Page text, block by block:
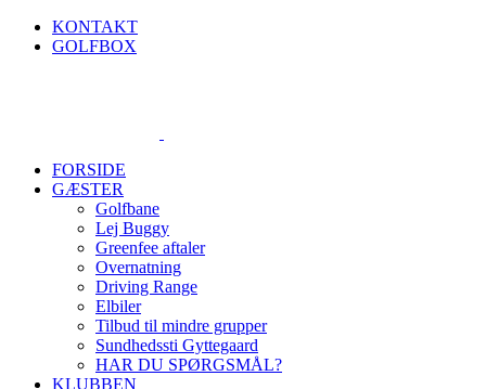
Skip
KONTAKT
GOLFBOX
FORSIDE
GÆSTER
Golfbane
Lej Buggy
Greenfee aftaler
Overnatning
Driving Range
Elbiler
Tilbud til mindre grupper
Sundhedssti Gyttegaard
HAR DU SPØRGSMÅL?
KLUBBEN